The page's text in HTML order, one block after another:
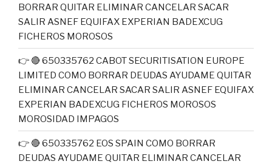
BORRAR QUITAR ELIMINAR CANCELAR SACAR
SALIR ASNEF EQUIFAX EXPERIAN BADEXCUG
FICHEROS MOROSOS
👉 🔴 650335762 CABOT SECURITISATION EUROPE
LIMITED COMO BORRAR DEUDAS AYUDAME QUITAR
ELIMINAR CANCELAR SACAR SALIR ASNEF EQUIFAX
EXPERIAN BADEXCUG FICHEROS MOROSOS
MOROSIDAD IMPAGOS
👉 🔴 650335762 EOS SPAIN COMO BORRAR
DEUDAS AYUDAME QUITAR ELIMINAR CANCELAR